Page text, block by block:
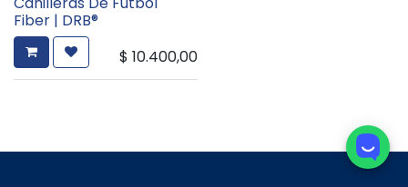
Fiber | DRB®
$ 10.400,00